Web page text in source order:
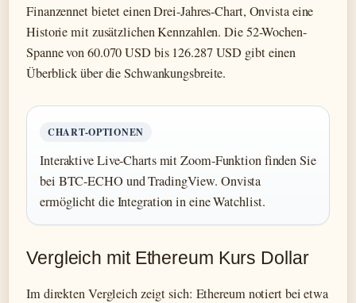
Finanzennet bietet einen Drei-Jahres-Chart, Onvista eine
Historie mit zusätzlichen Kennzahlen. Die 52-Wochen-
Spanne von 60.070 USD bis 126.287 USD gibt einen
Überblick über die Schwankungsbreite.
CHART-OPTIONEN
Interaktive Live-Charts mit Zoom-Funktion finden Sie
bei BTC-ECHO und TradingView. Onvista
ermöglicht die Integration in eine Watchlist.
Vergleich mit Ethereum Kurs Dollar
Im direkten Vergleich zeigt sich: Ethereum notiert bei etwa